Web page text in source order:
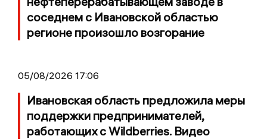
соседнем с Ивановской областью
регионе произошло возгорание
05/08/2026 17:06
Ивановская область предложила меры
поддержки предпринимателей,
работающих с Wildberries. Видео